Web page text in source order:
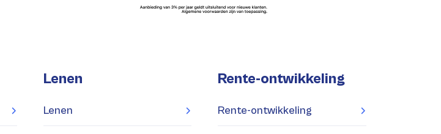
Lenen
Lenen
Rente-ontwikkeling
Rente-ontwikkeling